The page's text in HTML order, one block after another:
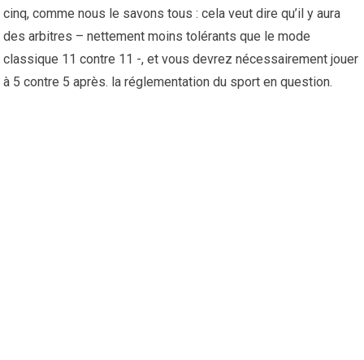
cinq, comme nous le savons tous : cela veut dire qu’il y aura
des arbitres – nettement moins tolérants que le mode
classique 11 contre 11 -, et vous devrez nécessairement jouer
à 5 contre 5 après. la réglementation du sport en question.